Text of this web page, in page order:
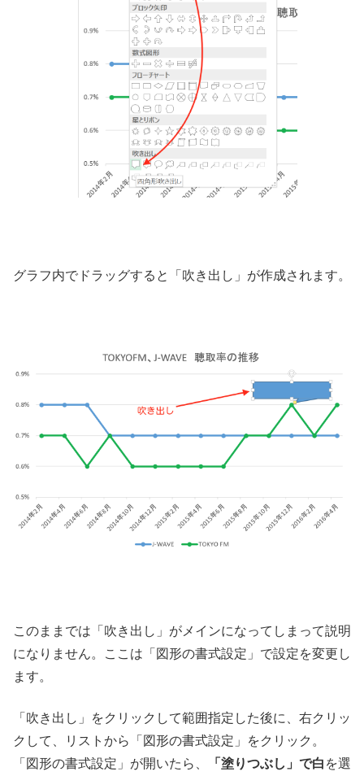
グラフ内でドラッグすると「吹き出し」が作成されます。
このままでは「吹き出し」がメインになってしまって説明
になりません。ここは「図形の書式設定」で設定を変更し
ます。
「吹き出し」をクリックして範囲指定した後に、右クリッ
クして、リストから「図形の書式設定」をクリック。
「図形の書式設定」が開いたら、
「塗りつぶし」で白 を選